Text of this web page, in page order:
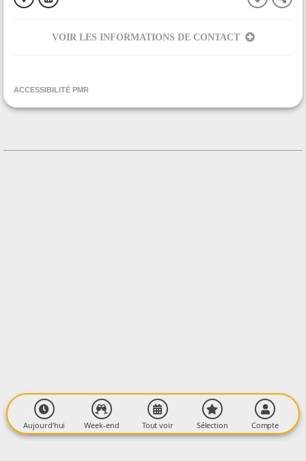
VOIR LES INFORMATIONS DE CONTACT
ACCESSIBILITÉ PMR
Aujourd’hui Week-end Tout voir Sélection Compte